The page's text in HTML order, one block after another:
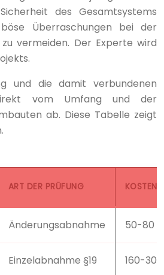
des Gesamtsystems
Überraschungen bei der
vermeiden. Der Experte wird
und die damit verbundenen
vom Umfang und der
ab. Diese Tabelle zeigt
ART DER PRÜFUNG KOSTEN
Änderungsabnahme 50-80
Einzelabnahme §19 160-